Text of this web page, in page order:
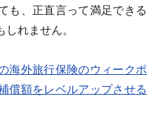
も、正直言って満足できる
れません。
海外旅行保険のウィークポ
償額をレベルアップさせる